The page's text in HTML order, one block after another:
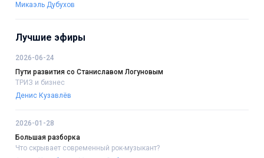
Микаэль Дубухов
Лучшие эфиры
2026-06-24
Пути развития со Станиславом Логуновым
ТРИЗ и бизнес
Денис Кузавлёв
2026-01-28
Большая разборка
Что скрывает современный рок-музыкант?